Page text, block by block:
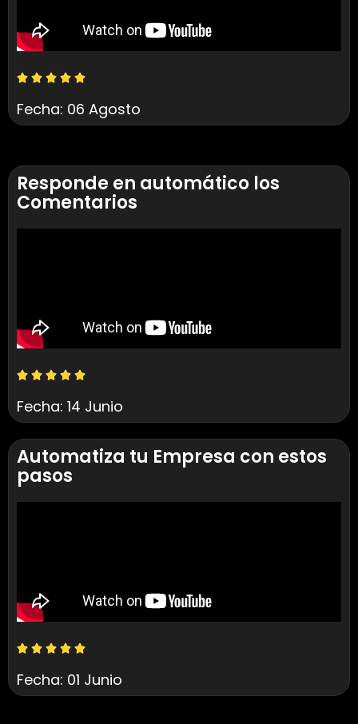
Fecha: 06 Agosto
Responde en automático los
Comentarios
Fecha: 14 Junio
Automatiza tu Empresa con estos
pasos
Fecha: 01 Junio